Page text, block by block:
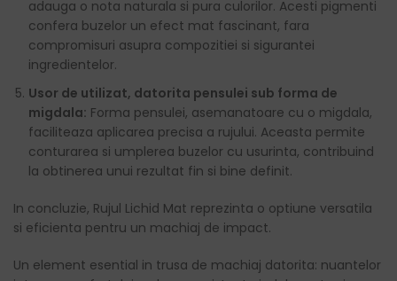
adauga o nota naturala si pura culorilor. Acesti pigmenti
confera buzelor un efect mat fascinant, fara
compromisuri asupra compozitiei si sigurantei
ingredientelor.
Usor de utilizat, datorita pensulei sub forma de
migdala: Forma pensulei, asemanatoare cu o migdala,
faciliteaza aplicarea precisa a rujului. Aceasta permite
conturarea si umplerea buzelor cu usurinta, contribuind
la obtinerea unui rezultat fin si bine definit.
In concluzie, Rujul Lichid Mat reprezinta o optiune versatila
si eficienta pentru un machiaj de impact.
Un element esential in trusa de machiaj datorita: nuantelor